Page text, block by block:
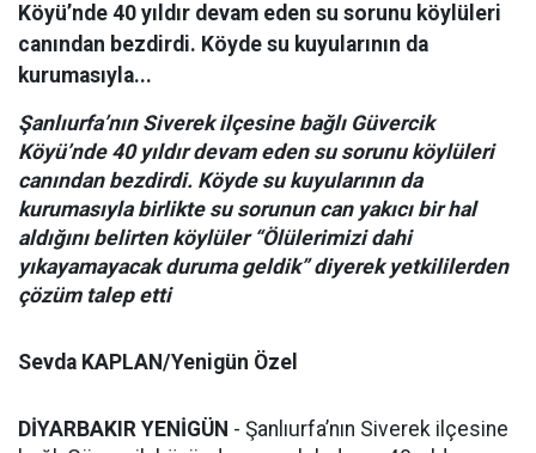
Köyü’nde 40 yıldır devam eden su sorunu köylüleri
canından bezdirdi. Köyde su kuyularının da
kurumasıyla...
Şanlıurfa’nın Siverek ilçesine bağlı Güvercik
Köyü’nde 40 yıldır devam eden su sorunu köylüleri
canından bezdirdi. Köyde su kuyularının da
kurumasıyla birlikte su sorunun can yakıcı bir hal
aldığını belirten köylüler “Ölülerimizi dahi
yıkayamayacak duruma geldik” diyerek yetkililerden
çözüm talep etti
Sevda KAPLAN/Yenigün Özel
DİYARBAKIR YENİGÜN - Şanlıurfa’nın Siverek ilçesine